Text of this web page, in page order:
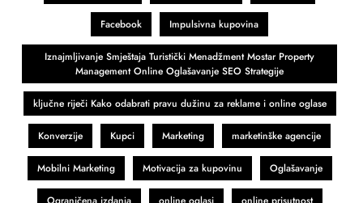
Facebook Impulsivna kupovina
Iznajmljivanje Smještaja Turistički Menadžment Mostar Property
Management Online Oglašavanje SEO Strategije
ključne riječi Kako odabrati pravu dužinu za reklame i online oglase
Konverzije Kupci Marketing marketinške agencije
Mobilni Marketing Motivacija za kupovinu Oglašavanje